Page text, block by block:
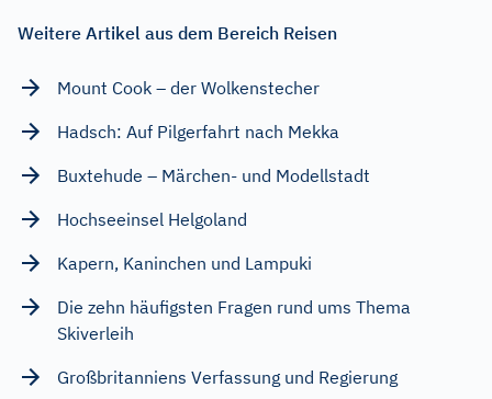
Weitere Artikel aus dem Bereich Reisen
Mount Cook – der Wolkenstecher
Hadsch: Auf Pilgerfahrt nach Mekka
Buxtehude – Märchen- und Modellstadt
Hochseeinsel Helgoland
Kapern, Kaninchen und Lampuki
Die zehn häufigsten Fragen rund ums Thema
Skiverleih
Großbritanniens Verfassung und Regierung